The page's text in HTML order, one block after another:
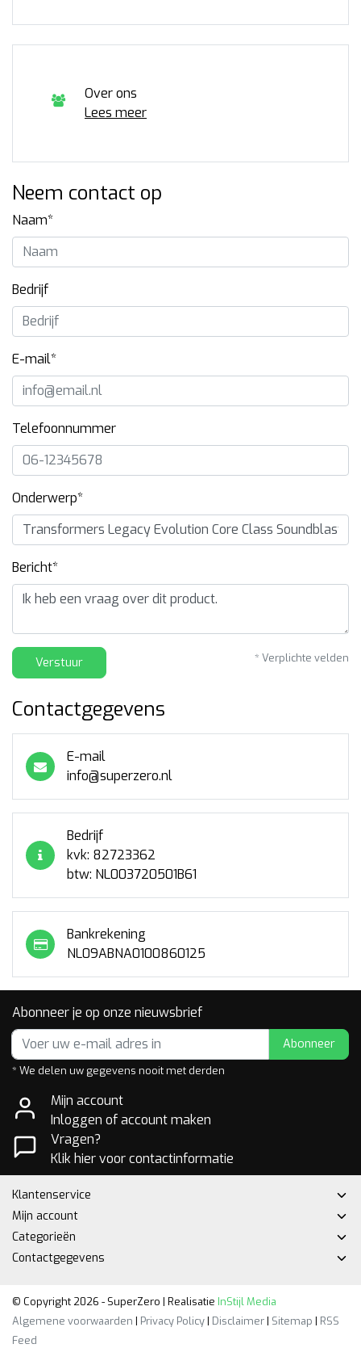
Over ons
Lees meer
Neem contact op
Naam*
Bedrijf
E-mail*
Telefoonnummer
Onderwerp*
Bericht*
Verstuur * Verplichte velden
Contactgegevens
E-mail
info@superzero.nl
Bedrijf
kvk: 82723362
btw: NL003720501B61
Bankrekening
NL09ABNA0100860125
Abonneer je op onze nieuwsbrief
Abonneer
* We delen uw gegevens nooit met derden
Mijn account
Inloggen of account maken
Vragen?
Klik hier voor contactinformatie
Klantenservice
Mijn account
Categorieën
Contactgegevens
© Copyright 2026 - SuperZero | Realisatie InStijl Media
Algemene voorwaarden | Privacy Policy| Disclaimer| Sitemap | RSS
Feed